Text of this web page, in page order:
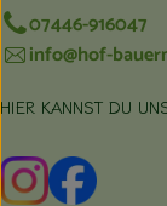
07446-916047
info@hof-
HIER KANNST DU
Externer Link